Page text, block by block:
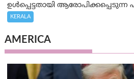
ഉൾപ്പെട്ടതായി
KERALA
AMERICA